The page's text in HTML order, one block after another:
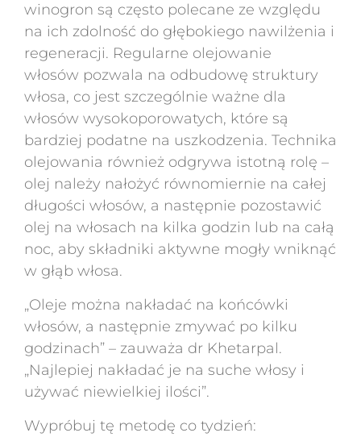
winogron są często polecane ze względu
na ich zdolność do głębokiego nawilżenia i
regeneracji. Regularne olejowanie
włosów pozwala na odbudowę struktury
włosa, co jest szczególnie ważne dla
włosów wysokoporowatych, które są
bardziej podatne na uszkodzenia. Technika
olejowania również odgrywa istotną rolę –
olej należy nałożyć równomiernie na całej
długości włosów, a następnie pozostawić
olej na włosach na kilka godzin lub na całą
noc, aby składniki aktywne mogły wniknąć
w głąb włosa.
„Oleje można nakładać na końcówki
włosów, a następnie zmywać po kilku
godzinach” – zauważa dr Khetarpal.
„Najlepiej nakładać je na suche włosy i
używać niewielkiej ilości”.
Wypróbuj tę metodę co tydzień: